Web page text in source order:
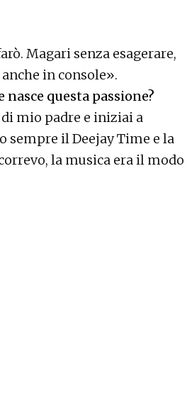
Magari senza esagerare,
in console».
questa passione?
mio padre e iniziai a
sempre il Deejay Time e la
la musica era il modo